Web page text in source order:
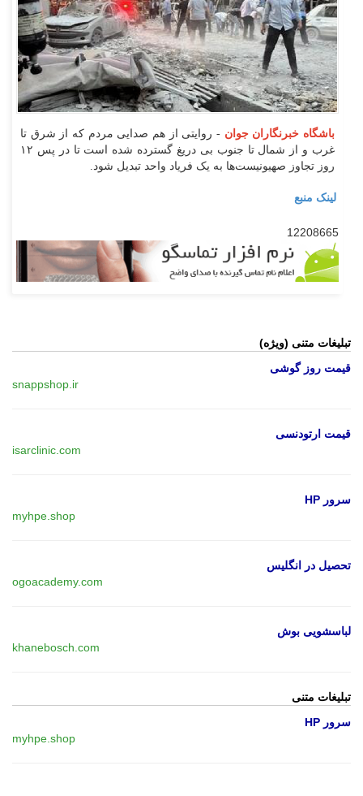
باشگاه خبرنگاران جوان - روایتی از هم صدایی مردم که از شرق تا
غرب و از شمال تا جنوب بی دریغ گسترده شده است تا در پس ۱۲
روز تجاوز صهیونیست‌ها به یک فریاد واحد تبدیل شود.
لینک منبع
12208665
تبلیغات متنی (ویژه)
قیمت روز گوشی
snappshop.ir
قیمت ارتودنسی
isarclinic.com
سرور HP
myhpe.shop
تحصیل در انگلیس
ogoacademy.com
لباسشویی بوش
khanebosch.com
تبلیغات متنی
سرور HP
myhpe.shop